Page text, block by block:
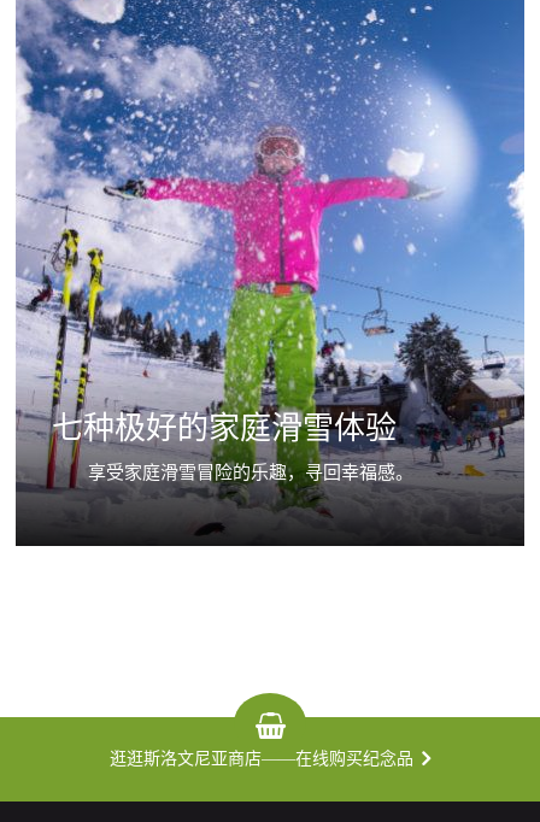
七种极好的家庭滑雪体验
享受家庭滑雪冒险的乐趣，寻回幸福感。
逛逛斯洛文尼亚商店——在线购买纪念品